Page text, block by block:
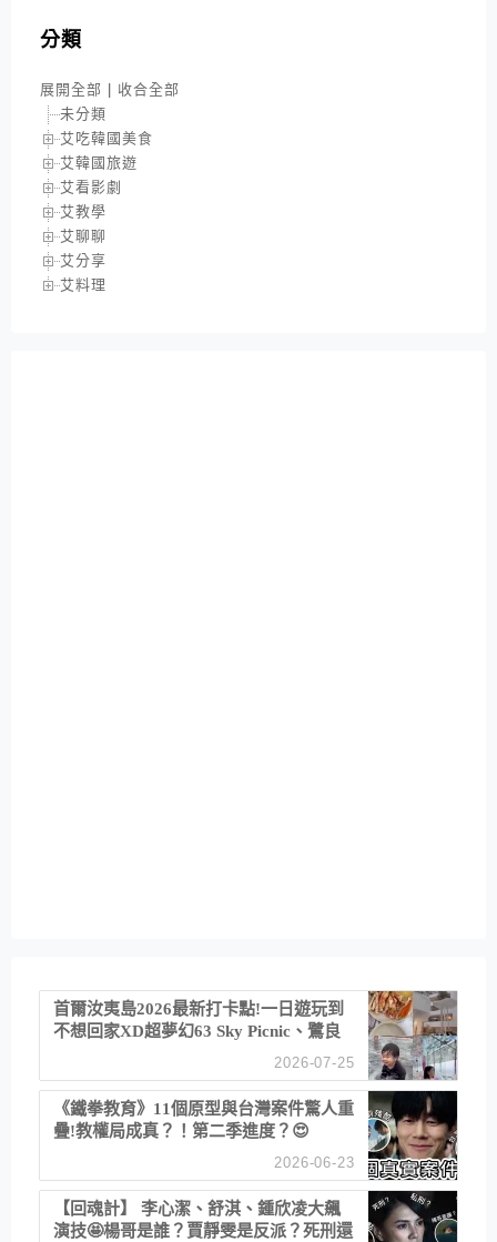
分類
展開全部
收合全部
未分類
艾吃韓國美食
艾韓國旅遊
艾看影劇
艾教學
艾聊聊
艾分享
艾料理
首爾汝夷島2026最新打卡點!一日遊玩到
不想回家XD超夢幻63 Sky Picnic、鷺良
津帝王蟹大餐、《淚之女王》拍攝地、漢
2026-07-25
《鐵拳教育》11個原型與台灣案件驚人重
疊!教權局成真？！第二季進度？😍
2026-06-23
【回魂計】 李心潔、舒淇、鍾欣凌大飆
演技🤩楊哥是誰？賈靜雯是反派？死刑還